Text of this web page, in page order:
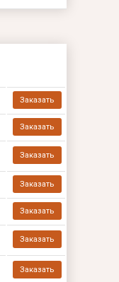
Заказать
Заказать
Заказать
Заказать
Заказать
Заказать
Заказать